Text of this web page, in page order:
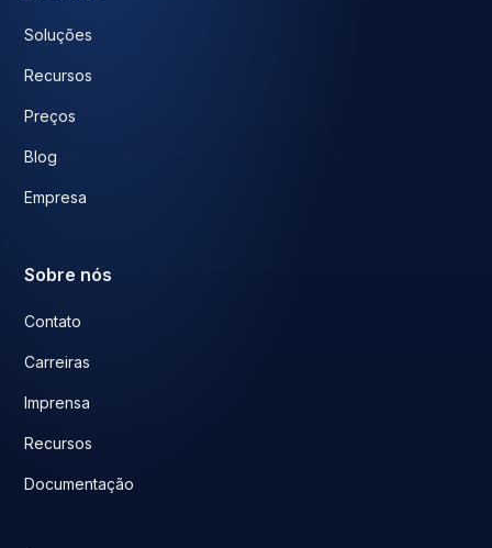
Soluções
Recursos
Preços
Blog
Empresa
Sobre nós
Contato
Carreiras
Imprensa
Recursos
Documentação